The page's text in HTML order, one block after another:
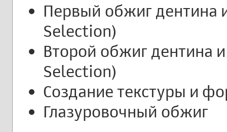
Первый обжиг дентина
Selection)
Второй обжиг дентина
Selection)
Создание текстуры и
Глазуровочный обжиг